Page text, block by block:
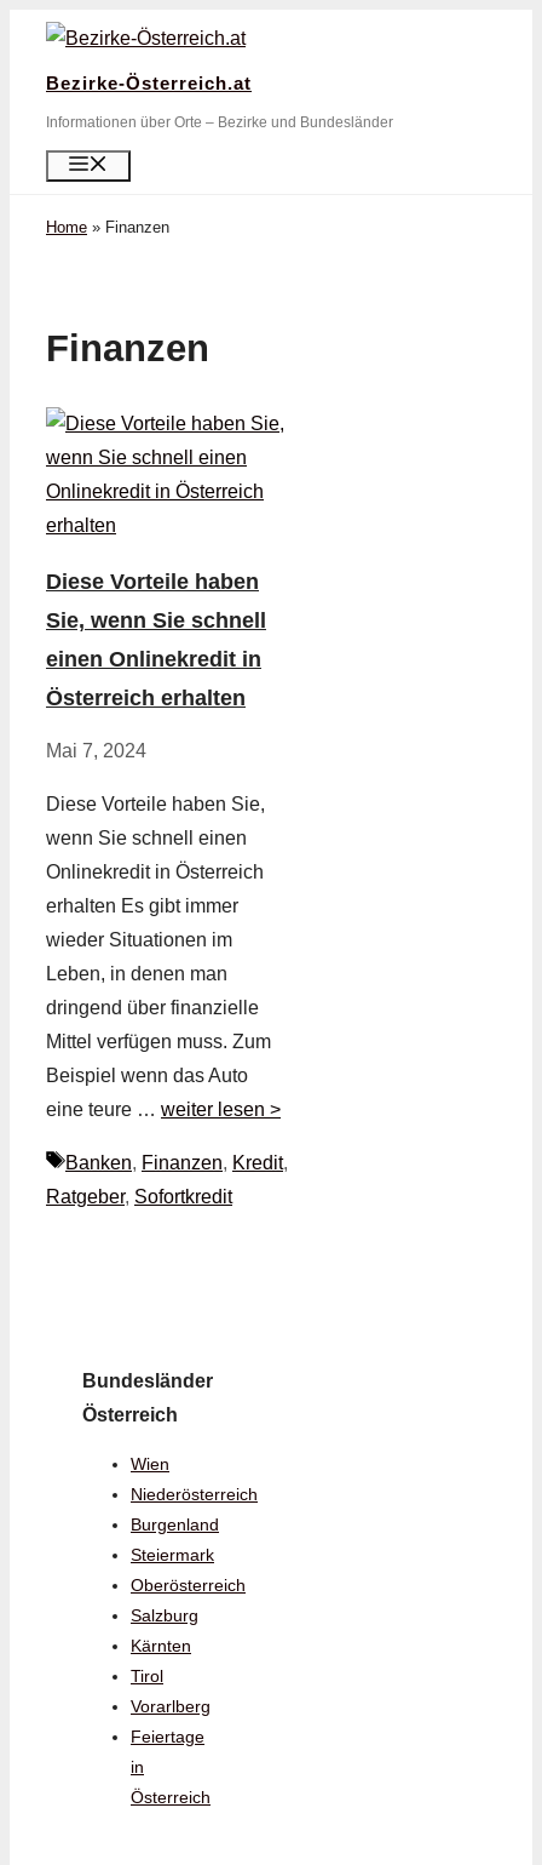
Zum
springen
Bezirke-Österreich.at
Informationen über Orte – Bezirke und Bundesländer
Home » Finanzen
Finanzen
Diese Vorteile haben
Sie, wenn Sie schnell
einen Onlinekredit in
Österreich erhalten
Mai 7, 2024
Diese Vorteile haben Sie,
wenn Sie schnell einen
Onlinekredit in Österreich
erhalten Es gibt immer
wieder Situationen im
Leben, in denen man
dringend über finanzielle
Mittel verfügen muss. Zum
Beispiel wenn das Auto
eine teure … weiter lesen >
Schlagwörter
Banken, Finanzen, Kredit,
Ratgeber, Sofortkredit
Bundesländer
Österreich
Wien
Niederösterreich
Burgenland
Steiermark
Oberösterreich
Salzburg
Kärnten
Tirol
Vorarlberg
Feiertage
in
Österreich